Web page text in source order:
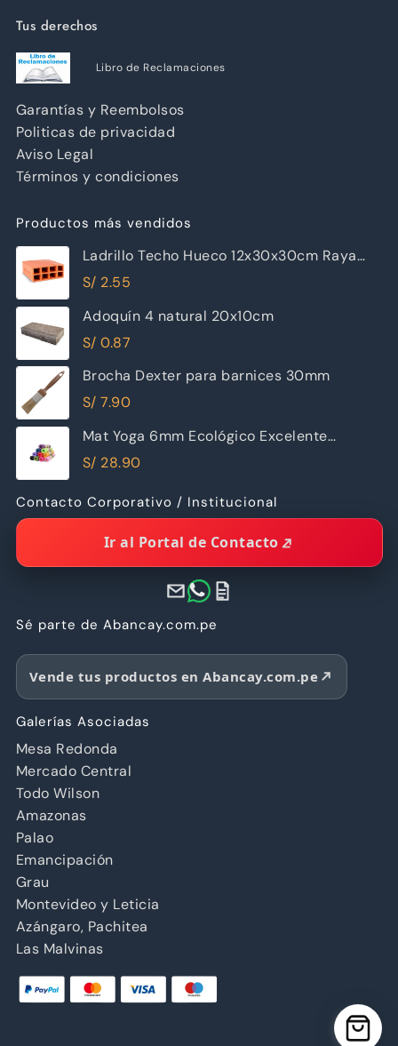
Tus derechos
Libro de Reclamaciones
Garantías y Reembolsos
Politicas de privacidad
Aviso Legal
Términos y condiciones
Productos más vendidos
Ladrillo Techo Hueco 12x30x30cm Raya
Piramide
S/ 2.55
Adoquín 4 natural 20x10cm
S/ 0.87
Brocha Dexter para barnices 30mm
S/ 7.90
Mat Yoga 6mm Ecológico Excelente
Calidad
S/ 28.90
Contacto Corporativo / Institucional
Ir al Portal de Contacto
Sé parte de Abancay.com.pe
Vende tus productos en Abancay.com.pe
Galerías Asociadas
Mesa Redonda
Mercado Central
Todo Wilson
Amazonas
Palao
Emancipación
Grau
Montevideo y Leticia
Azángaro, Pachitea
Las Malvinas